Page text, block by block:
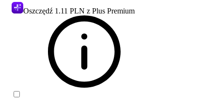
Oszczędź 1.11 PLN z Plus Premium